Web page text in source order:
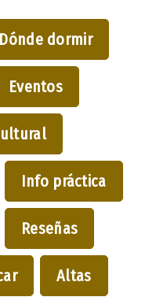
Dónde dormir
Eventos
Info práctica
Reseñas
Altas